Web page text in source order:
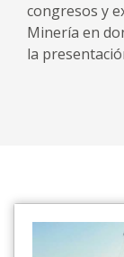
congresos y
Minería en
la